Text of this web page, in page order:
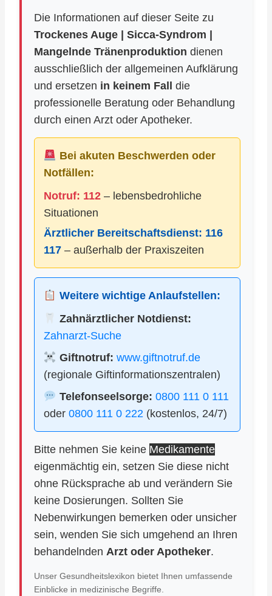
Die Informationen auf dieser Seite zu
Trockenes Auge | Sicca-Syndrom |
Mangelnde Tränenproduktion dienen
ausschließlich der allgemeinen Aufklärung
und ersetzen in keinem Fall
die
professionelle Beratung oder Behandlung
durch einen Arzt oder Apotheker.
Bei akuten Beschwerden oder
Notfällen:
Notruf: 112 – lebensbedrohliche
Situationen
Ärztlicher Bereitschaftsdienst: 116
117 – außerhalb der Praxiszeiten
Weitere wichtige Anlaufstellen:
Zahnärztlicher Notdienst:
Zahnarzt-Suche
Giftnotruf: www.giftnotruf.de
(regionale Giftinformationszentralen)
Telefonseelsorge: 0800 111 0 111
oder 0800 111 0 222 (kostenlos, 24/7)
Bitte nehmen Sie keine Medikamente
eigenmächtig ein, setzen Sie diese nicht
ohne Rücksprache ab und verändern Sie
keine Dosierungen. Sollten Sie
Nebenwirkungen bemerken oder unsicher
sein, wenden Sie sich umgehend an Ihren
behandelnden Arzt oder Apotheker.
Unser Gesundheitslexikon bietet Ihnen umfassende
Einblicke in medizinische Begriffe.